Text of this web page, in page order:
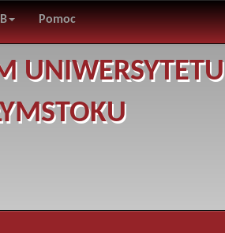
Pomoc
UNIWERSYTETU